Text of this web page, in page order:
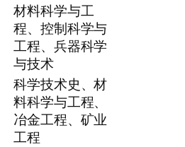
材料科学与工
程、控制科学与
工程、兵器科学
与技术
科学技术史、材
料科学与工程、
冶金工程、矿业
工程